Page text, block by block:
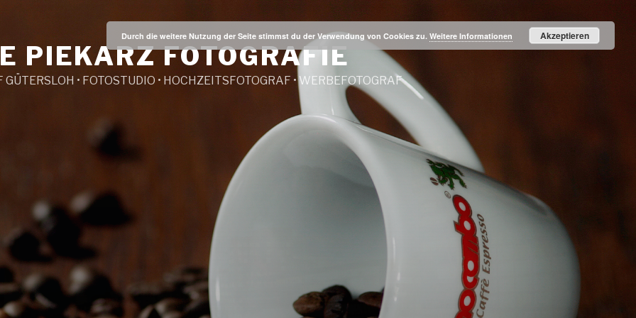
PIEKARZ FOTOGRAFIE
GÜTERSLOH • FOTOSTUDIO • HOCHZEITSFOTOGRAF • WERBEFOTOGRAF
Durch die weitere Nutzung der Seite stimmst du der Verwendung von Cookies zu. Weitere Informationen Akzeptieren